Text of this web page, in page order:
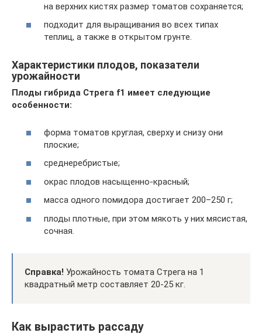
на верхних кистях размер томатов сохраняется;
подходит для выращивания во всех типах
теплиц, а также в открытом грунте.
Характеристики плодов, показатели
урожайности
Плоды гибрида Стрега f1 имеет следующие
особенности:
форма томатов круглая, сверху и снизу они
плоские;
среднеребристые;
окрас плодов насыщенно-красный;
масса одного помидора достигает 200–250 г;
плоды плотные, при этом мякоть у них мясистая,
сочная.
Справка! Урожайность томата Стрега на 1
квадратный метр составляет 20-25 кг.
Как вырастить рассаду